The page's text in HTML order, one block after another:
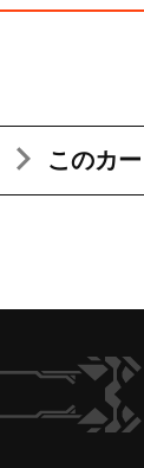
このカ